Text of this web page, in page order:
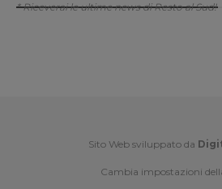
* Riceverai le ultime news di Resto al Sud!
Sito Web sviluppato da
Cambia impostazioni